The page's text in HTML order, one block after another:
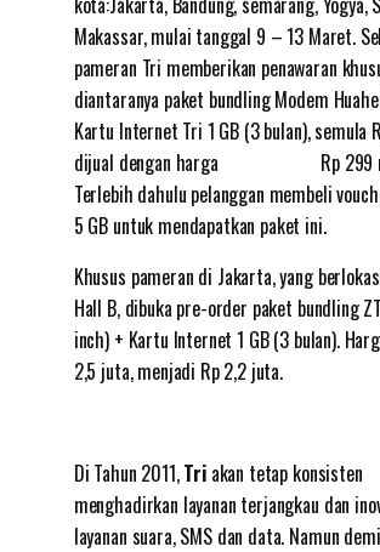
Makassar, mulai tanggal 9 – 13 Maret.
pameran Tri memberikan penawaran
diantaranya paket bundling Modem
Kartu Internet Tri 1 GB (3 bulan), semula
dijual dengan harga Rp 299
Terlebih dahulu pelanggan membeli
5 GB untuk mendapatkan paket ini.
Khusus pameran di Jakarta, yang
Hall B, dibuka pre-order paket bundling
inch) + Kartu Internet 1 GB (3 bulan).
2,5 juta, menjadi Rp 2,2 juta.
Di Tahun 2011,Triakan tetap konsisten
menghadirkan layanan terjangkau dan
layanan suara, SMS dan data. Namun